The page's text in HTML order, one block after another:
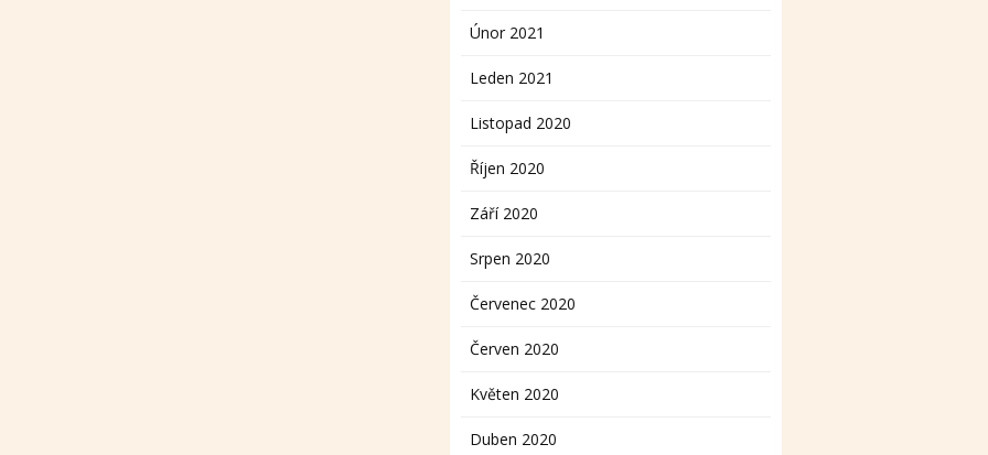
Únor 2021
Leden 2021
Listopad 2020
Říjen 2020
Září 2020
Srpen 2020
Červenec 2020
Červen 2020
Květen 2020
Duben 2020